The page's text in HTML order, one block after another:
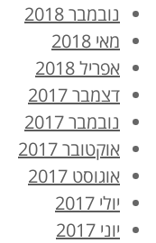
נובמבר 2018
מאי 2018
אפריל 2018
דצמבר 2017
נובמבר 2017
אוקטובר 2017
אוגוסט 2017
יולי 2017
יוני 2017